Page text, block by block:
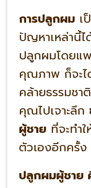
การปลูกผมเ
ปัญหาเหล่านี้ไ
ปลูกผมโดยแ
คุณภาพ ก็จะ
คล้ายธรรมช
คุณไปเจาะลึก
ผู้ชาย ที่จะทำ
ตัวเองอีกครั้ง
ปลูกผมผู้ชาย